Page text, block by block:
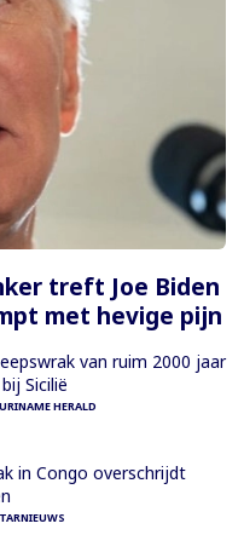
treft Joe Biden
met hevige pijn
van ruim 2000 jaar
Sicilië
HERALD
in Congo overschrijdt